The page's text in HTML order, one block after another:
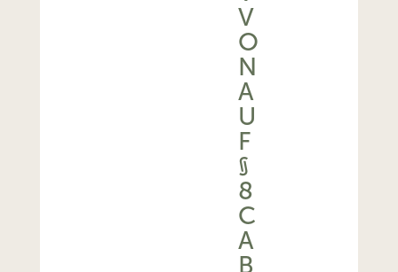
V
O
N
A
U
F
§
8
C
A
B